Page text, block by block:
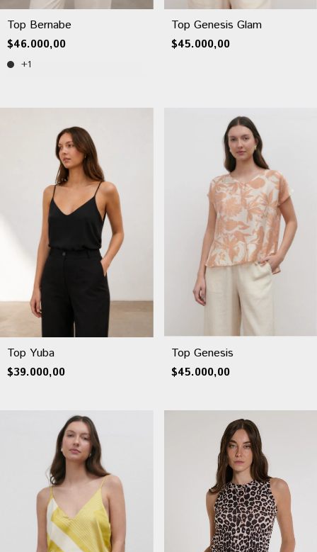
Top Bernabe
$46.000,00
+1
Top Genesis Glam
$45.000,00
Top Yuba
$39.000,00
Top Genesis
$45.000,00